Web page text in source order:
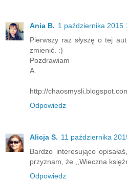
Ania B. 1 października 2015
Pierwszy raz słyszę o tej
zmienić. :)
Pozdrawiam
A.
http://
Odpowiedz
Alicja S. 11 października
Bardzo interesująco
przyznam, że ,,Wieczna
Odpowiedz